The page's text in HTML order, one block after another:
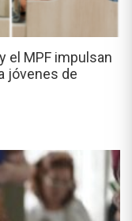
el MPF impulsan
jóvenes de